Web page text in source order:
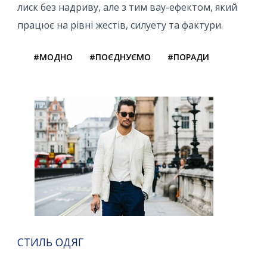
лиск без надриву, але з тим вау-ефектом, який
працює на рівні жестів, силуету та фактури.
#МОДНО #ПОЄДНУЄМО #ПОРАДИ
СТИЛЬ ОДЯГ